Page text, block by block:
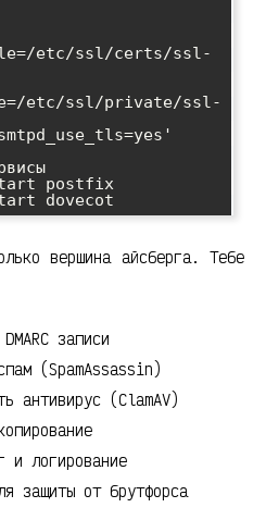
etc/ssl/certs/ssl-
etc/ssl/private/ssl-
postfix
вершина айсберга. Тебе
записи
(SpamAssassin)
антивирус (ClamAV)
и логирование
защиты от брутфорса